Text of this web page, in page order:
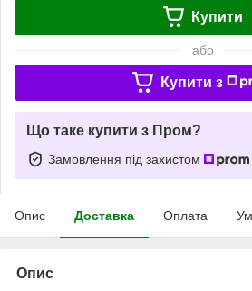
Купити
або
Купити з
Що таке купити з Пром?
Замовлення під захистом
Опис Доставка Оплата
Опис